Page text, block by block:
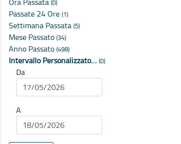
(0)
Passate 24 Ore (1)
Settimana Passata (5)
Mese Passato (34)
Anno Passato (498)
Intervallo Personalizzato… (0)
Da
A